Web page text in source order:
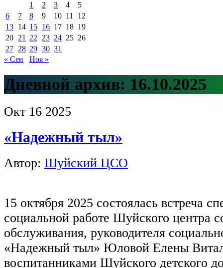
1
2 3 4
5
6
7 8 9 10 11
12
13 14 15 16 17 18 19
20 21 22 23 24 25 26
27 28 29 30 31
« Сен
Ноя »
Дневной архив: 16.10.2025
Окт 16 2025
«Надежный тыл»
Автор: Шуйский ЦСО
15 октября 2025 состоялась встреча
социальной работе Шуйского центра
обслуживания, руководителя
«Надежный тыл» Юловой Елены
воспитанниками Шуйского детского